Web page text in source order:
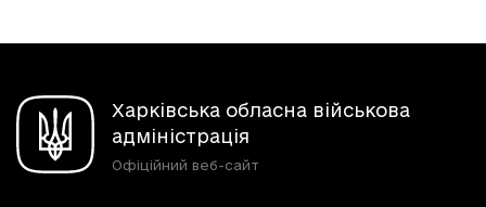
Харківська обласна військова
адміністрація
Офіційний веб-сайт